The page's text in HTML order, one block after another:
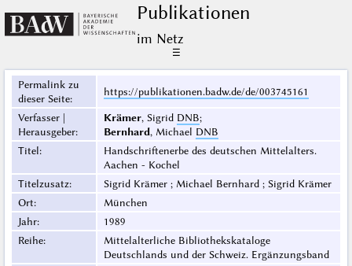
Publikationen
im Netz
☰
Permalink zu
dieser Seite:
https://publikationen.badw.de/de/003745161
Verfasser |
Herausgeber:
Krämer, Sigrid DNB;
Bernhard, Michael DNB
Titel:
Handschriftenerbe des deutschen Mittelalters.
Aachen - Kochel
Titelzusatz:
Sigrid Krämer ; Michael Bernhard ; Sigrid Krämer
Ort:
München
Jahr:
1989
Reihe:
Mittelalterliche Bibliothekskataloge
Deutschlands und der Schweiz. Ergänzungsband